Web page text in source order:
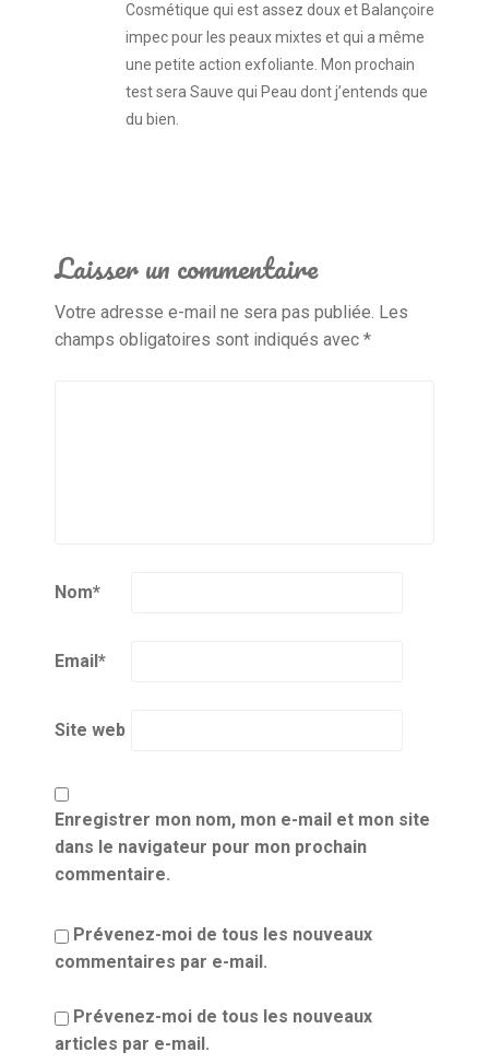
Cosmétique qui est assez doux et Balançoire
impec pour les peaux mixtes et qui a même
une petite action exfoliante. Mon prochain
test sera Sauve qui Peau dont j’entends que
du bien.
Laisser un commentaire
Votre adresse e-mail ne sera pas publiée. Les
champs obligatoires sont indiqués avec *
Nom*
Email*
Site web
Enregistrer mon nom, mon e-mail et mon site
dans le navigateur pour mon prochain
commentaire.
Prévenez-moi de tous les nouveaux
commentaires par e-mail.
Prévenez-moi de tous les nouveaux
articles par e-mail.